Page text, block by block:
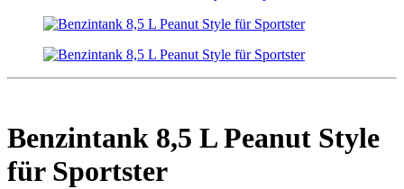
Benzintank 8,5 L Peanut Style
für Sportster